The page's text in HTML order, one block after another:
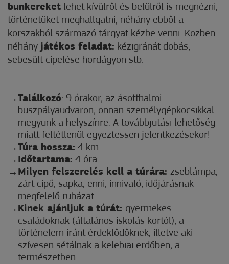
bunkereket lehet kívülről és belülről is megnézni,
történetüket meghallgatni, néhány ebből a
korszakból származó tárgyat kézbe venni. Közben
néhány játékos feladat: kézigránát dobás,
sebesült cipelése hordágyon stb.
Találkozó: 9 órakor, az ásotthalmi
buszpályaudvaron, onnan személygépkocsikkal
megyünk a helyszínre. A továbbjutási lehetőség
miatt feltétlenül egyeztessen jelentkezésekor!
Túra hossza: 4 km
Időtartama: 4 óra
Milyen felszerelés kell a túrára: zseblámpa,
zárt cipő, sapka, enni, innivaló, időjárásnak
megfelelő ruházat
Kinek ajánljuk a túrát: gyermekes
családoknak (általános iskolás kortól), a
történelem iránt érdeklődőknek, illetve aki
szívesen sétálnak a kelebiai erdőben, a
természetben